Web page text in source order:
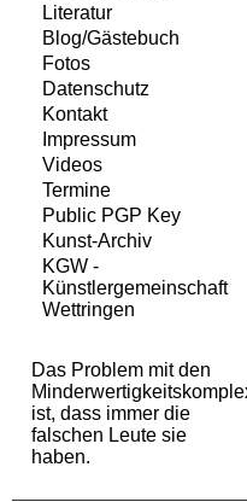
Literatur
Blog/Gästebuch
Fotos
Datenschutz
Kontakt
Impressum
Videos
Termine
Public PGP Key
Kunst-Archiv
KGW -
Künstlergemeinschaft
Wettringen
Das Problem mit den
ist, dass immer die
falschen Leute sie
haben.